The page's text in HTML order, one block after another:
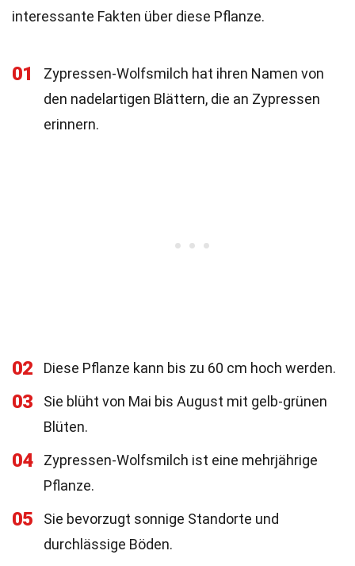
interessante Fakten über diese Pflanze.
01
Zypressen-Wolfsmilch hat ihren Namen von
den nadelartigen Blättern, die an Zypressen
erinnern.
02 Diese Pflanze kann bis zu 60 cm hoch werden.
03
Sie blüht von Mai bis August mit gelb-grünen
Blüten.
04
Zypressen-Wolfsmilch ist eine mehrjährige
Pflanze.
05
Sie bevorzugt sonnige Standorte und
durchlässige Böden.